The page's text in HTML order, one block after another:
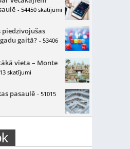
- 54450 skatījumi
gaitā? - 53406
vieta – Monte
skatījumi
pasaulē - 51015